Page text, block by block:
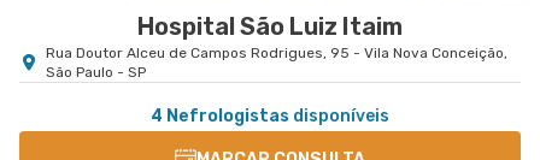
Hospital São Luiz Itaim
Rua Doutor Alceu de Campos Rodrigues, 95 - Vila Nova Conceição,
São Paulo - SP
4 Nefrologistas disponíveis